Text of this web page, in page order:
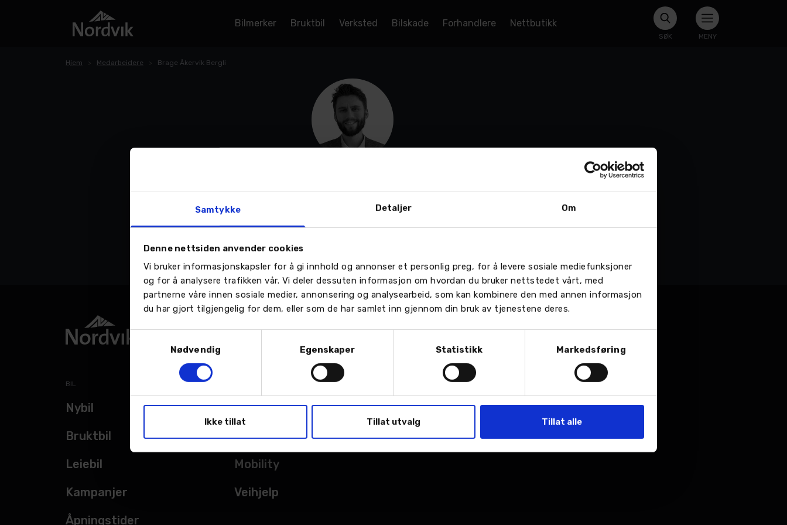
Samtykke Detaljer Om
Denne nettsiden anvender cookies
Vi bruker informasjonskapsler for å gi innhold og annonser et personlig preg, for å levere sosiale mediefunksjoner
og for å analysere trafikken vår. Vi deler dessuten informasjon om hvordan du bruker nettstedet vårt, med
partnerne våre innen sosiale medier, annonsering og analysearbeid, som kan kombinere den med annen informasjon
du har gjort tilgjengelig for dem, eller som de har samlet inn gjennom din bruk av tjenestene deres.
Samtykkevalg
Nødvendig
Egenskaper Statistikk Markedsføring
Ikke tillat Tillat utvalg Tillat alle
Bilmerker Bruktbil Verksted Bilskade Forhandlere Nettbutikk
SØK MENY
Hjem Medarbeidere Brage Åkervik Bergli
986 04 779
Email:
Send en e-post
BIL
Nybil
Bruktbil
Leiebil
Kampanjer
Åpningstider
Verksted
Bilskade
Mobility
Veihjelp